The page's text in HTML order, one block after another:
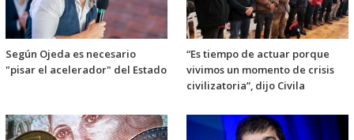
Según Ojeda es necesario
"pisar el acelerador" del Estado
“Es tiempo de actuar porque
vivimos un momento de crisis
civilizatoria”, dijo Civila